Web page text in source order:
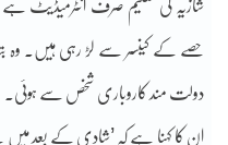
شازیہ کی تعلیم صرف انٹرمیڈیٹ
دولت مند کاروباری شخص سے ہوئی۔
ان کا کہنا ہے کہ ’شادی کے بعد میں